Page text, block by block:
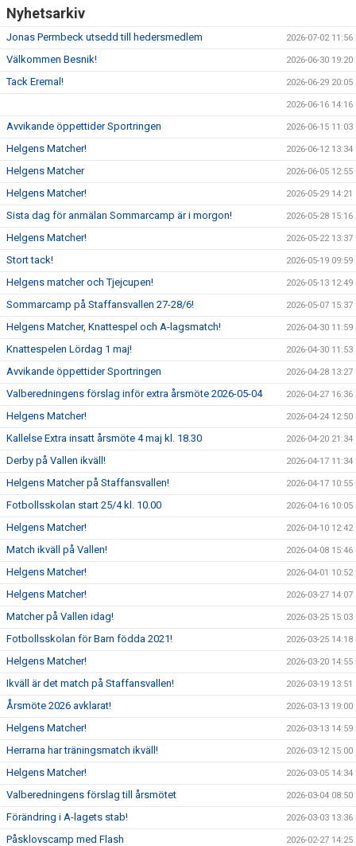
Nyhetsarkiv
Jonas Permbeck utsedd till hedersmedlem 2026-07-02 11:56
Välkommen Besnik! 2026-06-30 19:20
Tack Eremal! 2026-06-29 20:05
2026-06-16 14:16
Avvikande öppettider Sportringen 2026-06-15 11:03
Helgens Matcher! 2026-06-12 13:34
Helgens Matcher 2026-06-05 12:55
Helgens Matcher! 2026-05-29 14:21
Sista dag för anmälan Sommarcamp är i morgon! 2026-05-28 15:16
Helgens Matcher! 2026-05-22 13:37
Stort tack! 2026-05-19 09:59
Helgens matcher och Tjejcupen! 2026-05-13 12:49
Sommarcamp på Staffansvallen 27-28/6! 2026-05-07 15:37
Helgens Matcher, Knattespel och A-lagsmatch! 2026-04-30 11:59
Knattespelen Lördag 1 maj! 2026-04-30 11:53
Avvikande öppettider Sportringen 2026-04-28 13:27
Valberedningens förslag inför extra årsmöte 2026-05-04 2026-04-27 16:36
Helgens Matcher! 2026-04-24 12:50
Kallelse Extra insatt årsmöte 4 maj kl. 18.30 2026-04-20 21:34
Derby på Vallen ikväll! 2026-04-17 11:34
Helgens Matcher på Staffansvallen! 2026-04-17 10:55
Fotbollsskolan start 25/4 kl. 10.00 2026-04-16 10:05
Helgens Matcher! 2026-04-10 12:42
Match ikväll på Vallen! 2026-04-08 15:46
Helgens Matcher! 2026-04-01 10:52
Helgens Matcher! 2026-03-27 14:07
Matcher på Vallen idag! 2026-03-25 15:03
Fotbollsskolan för Barn födda 2021! 2026-03-25 14:18
Helgens Matcher! 2026-03-20 14:55
Ikväll är det match på Staffansvallen! 2026-03-19 13:51
Årsmöte 2026 avklarat! 2026-03-13 19:00
Helgens Matcher! 2026-03-13 14:59
Herrarna har träningsmatch ikväll! 2026-03-12 15:00
Helgens Matcher! 2026-03-05 14:34
Valberedningens förslag till årsmötet 2026-03-04 08:50
Förändring i A-lagets stab! 2026-03-03 13:36
Påsklovscamp med Flash 2026-02-27 14:25